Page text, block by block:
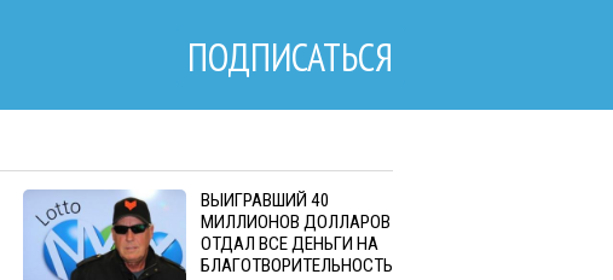
ПОДПИСАТЬСЯ
ВЫИГРАВШИЙ 40
МИЛЛИОНОВ ДОЛЛАРОВ
ОТДАЛ ВСЕ ДЕНЬГИ НА
БЛАГОТВОРИТЕЛЬНОСТЬ